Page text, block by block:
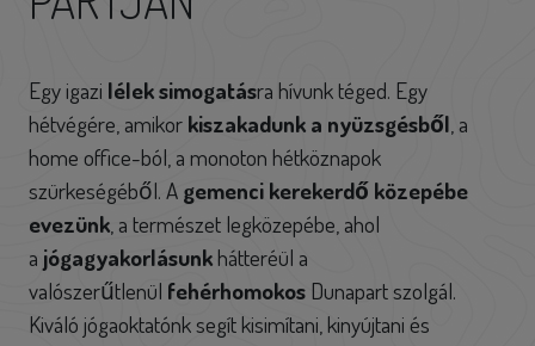
Egy igazi lélek simogatásra hívunk téged. Egy
hétvégére, amikor kiszakadunk a nyüzsgésből, a
home office-ból, a monoton hétköznapok
szürkeségéből. A gemenci kerekerdő közepébe
evezünk, a természet legközepébe, ahol
a jógagyakorlásunkhátteréül a
valószerűtlenül fehérhomokos Dunapart szolgál.
Kiváló jógaoktatónk segít kisimítani, kinyújtani és